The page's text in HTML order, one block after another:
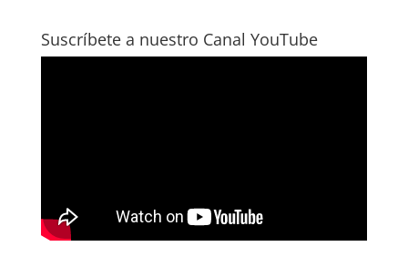
Suscríbete a nuestro Canal YouTube